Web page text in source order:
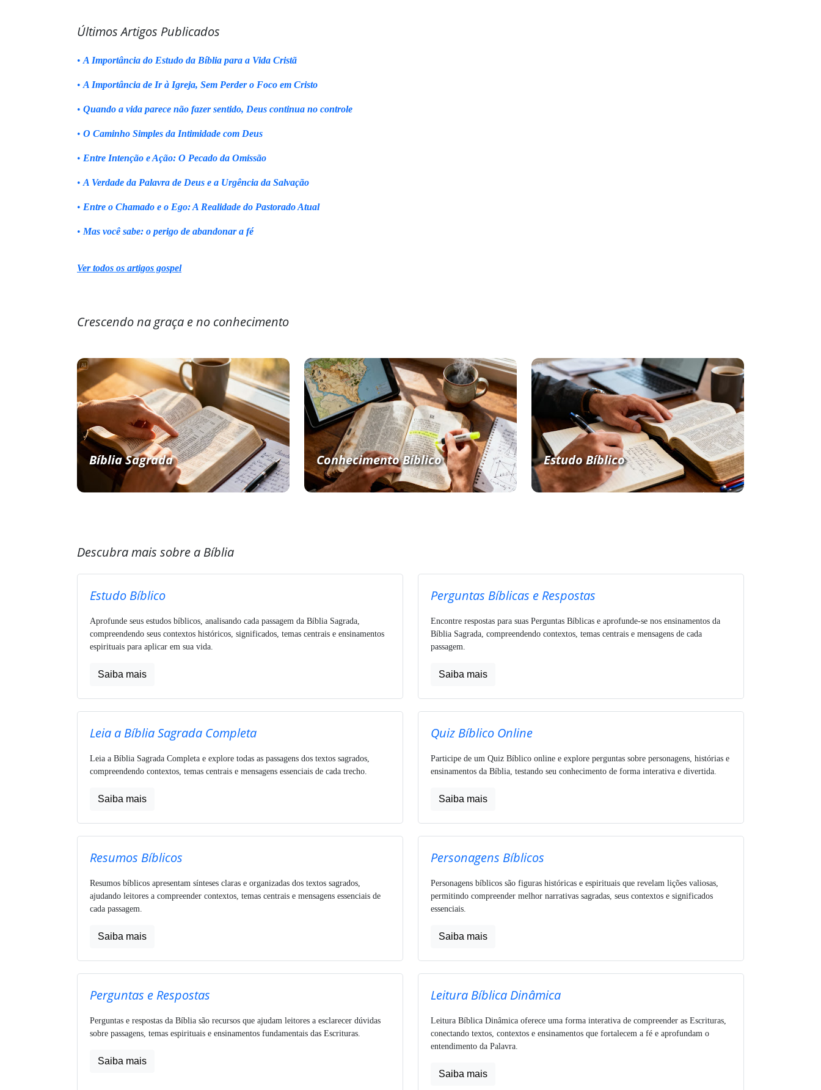
Últimos Artigos Publicados
• A Importância do Estudo da Bíblia para a Vida Cristã
• A Importância de Ir à Igreja, Sem Perder o Foco em Cristo
• Quando a vida parece não fazer sentido, Deus continua no controle
• O Caminho Simples da Intimidade com Deus
• Entre Intenção e Ação: O Pecado da Omissão
• A Verdade da Palavra de Deus e a Urgência da Salvação
• Entre o Chamado e o Ego: A Realidade do Pastorado Atual
• Mas você sabe: o perigo de abandonar a fé
Ver todos os artigos gospel
Crescendo na graça e no conhecimento
Bíblia Sagrada Conhecimento Bíblico Estudo Bíblico
Descubra mais sobre a Bíblia
Estudo Bíblico
Aprofunde seus estudos bíblicos, analisando cada passagem da Bíblia Sagrada,
compreendendo seus contextos históricos, significados, temas centrais e ensinamentos
espirituais para aplicar em sua vida.
Saiba mais
Perguntas Bíblicas e Respostas
Encontre respostas para suas Perguntas Bíblicas e aprofunde-se nos ensinamentos da
Bíblia Sagrada, compreendendo contextos, temas centrais e mensagens de cada
passagem.
Saiba mais
Leia a Bíblia Sagrada Completa
Leia a Bíblia Sagrada Completa e explore todas as passagens dos textos sagrados,
compreendendo contextos, temas centrais e mensagens essenciais de cada trecho.
Saiba mais
Quiz Bíblico Online
Participe de um Quiz Bíblico online e explore perguntas sobre personagens, histórias e
ensinamentos da Bíblia, testando seu conhecimento de forma interativa e divertida.
Saiba mais
Resumos Bíblicos
Resumos bíblicos apresentam sínteses claras e organizadas dos textos sagrados,
ajudando leitores a compreender contextos, temas centrais e mensagens essenciais de
cada passagem.
Saiba mais
Personagens Bíblicos
Personagens bíblicos são figuras históricas e espirituais que revelam lições valiosas,
permitindo compreender melhor narrativas sagradas, seus contextos e significados
essenciais.
Saiba mais
Perguntas e Respostas
Perguntas e respostas da Bíblia são recursos que ajudam leitores a esclarecer dúvidas
sobre passagens, temas espirituais e ensinamentos fundamentais das Escrituras.
Saiba mais
Leitura Bíblica Dinâmica
Leitura Bíblica Dinâmica oferece uma forma interativa de compreender as Escrituras,
conectando textos, contextos e ensinamentos que fortalecem a fé e aprofundam o
entendimento da Palavra.
Saiba mais